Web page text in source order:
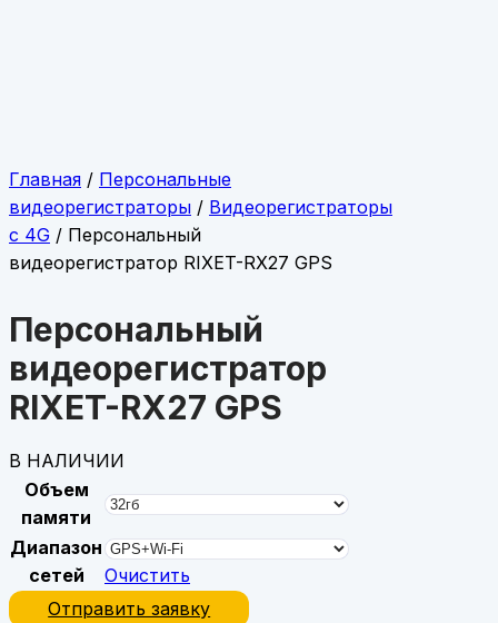
Главная / Персональные
видеорегистраторы / Видеорегистраторы
с 4G / Персональный
видеорегистратор RIXET-RX27 GPS
Персональный
видеорегистратор
RIXET-RX27 GPS
В НАЛИЧИИ
Объем
памяти
Диапазон
сетей
Очистить
Отправить заявку